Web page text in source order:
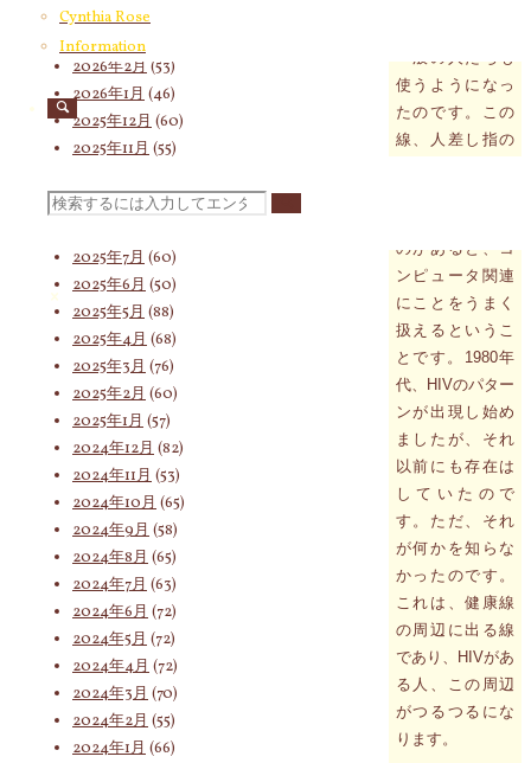
Cynthia Rose
Information
検
索
対
象:
使うようになっ
たのです。この
線、人差し指の
のがあると、コ
ンピュータ関連
にことをうまく
扱えるというこ
とです。1980年
代、HIVのパター
ンが出現し始め
ましたが、それ
以前にも存在は
していたので
す。ただ、それ
が何かを知らな
かったのです。
これは、健康線
の周辺に出る線
であり、HIVがあ
る人、この周辺
がつるつるにな
ります。
2026年4月(76)
2026年3月
2026年2月 (53)
2026年1月 (46)
2025年12月 (60)
2025年11月 (55)
2025年9月(62)
2025年7月 (60)
2025年6月 (50)
2025年5月 (88)
2025年4月 (68)
2025年3月 (76)
2025年2月 (60)
2025年1月 (57)
2024年12月 (82)
2024年11月 (53)
2024年10月 (65)
2024年9月 (58)
2024年8月 (65)
2024年7月 (63)
2024年6月 (72)
2024年5月 (72)
2024年4月 (72)
2024年3月 (70)
2024年2月 (55)
2024年1月 (66)